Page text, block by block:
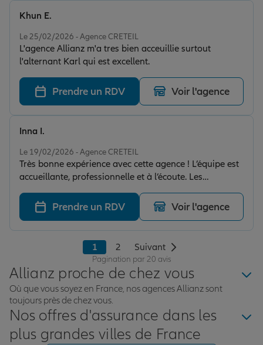
Le 25/02/2026 - Agence CRETEIL
L'agence Allianz m'a tres bien acceuillie surtout
l'alternant Karl qui est excellent.
Khun E.
Prendre un RDV Voir l'agence
Le 19/02/2026 - Agence CRETEIL
Très bonne expérience avec cette agence ! L’équipe est
accueillante, professionnelle et à l’écoute. Les
explications sont claires et j’ai pu souscrire mon
assurance appartement rapidement. Je recommande
sans hésiter
Inna I.
Prendre un RDV Voir l'agence
1 2 Suivant
Pagination par 20 avis
Allianz proche de chez vous
Où que vous soyez en France, nos agences Allianz sont
toujours près de chez vous.
Nos offres d'assurance dans les
plus grandes villes de France